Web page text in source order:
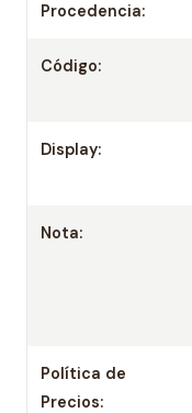
Procedencia:
Código:
Display:
Nota:
Política de
Precios: